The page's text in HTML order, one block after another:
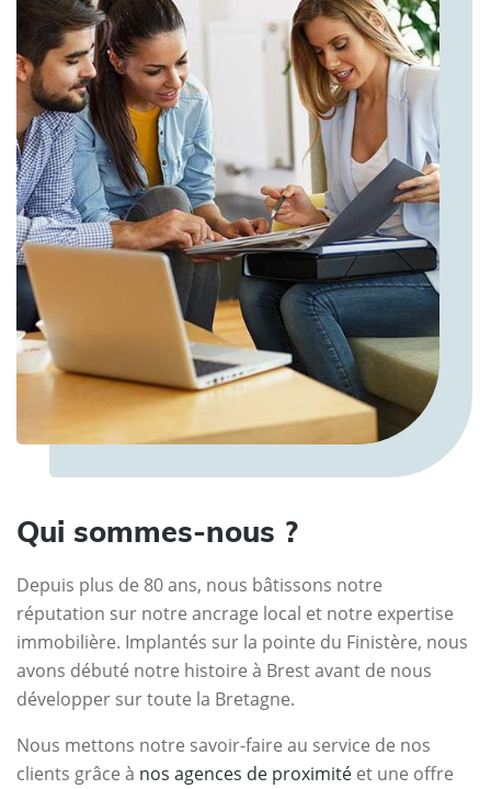
Qui sommes-nous ?
Depuis plus de 80 ans, nous bâtissons notre
réputation sur notre ancrage local et notre expertise
immobilière. Implantés sur la pointe du Finistère, nous
avons débuté notre histoire à Brest avant de nous
développer sur toute la Bretagne.
Nous mettons notre savoir-faire au service de nos
clients grâce à nos agences de proximité et une offre